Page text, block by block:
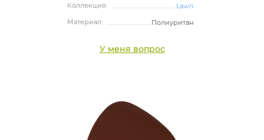
Коллекция:
Lawn
Материал:
Полиуритан
У меня вопрос